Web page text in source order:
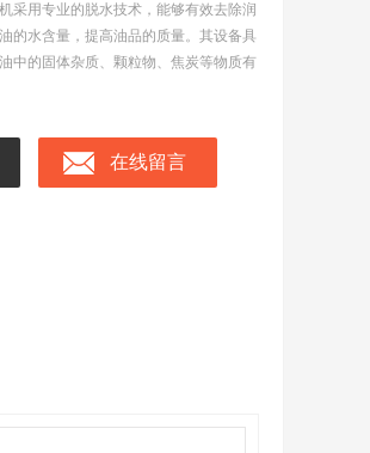
采用专业的脱水技术，能够有效去除润
的水含量，提高油品的质量。其设备具
中的固体杂质、颗粒物、焦炭等物质有
在线留言